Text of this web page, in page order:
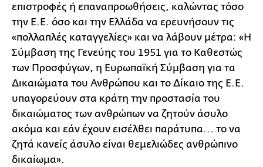
επιστροφές ή επαναπροωθήσεις, καλώντας τόσο
την Ε.Ε. όσο και την Ελλάδα να ερευνήσουν τις
«πολλαπλές καταγγελίες» και να λάβουν μέτρα: «Η
Σύμβαση της Γενεύης του 1951 για το Kαθεστώς
των Προσφύγων, η Ευρωπαϊκή Σύμβαση για τα
Δικαιώματα του Ανθρώπου και το Δίκαιο της Ε.Ε.
υπαγορεύουν στα κράτη την προστασία του
δικαιώματος των ανθρώπων να ζητούν άσυλο
ακόμα και εάν έχουν εισέλθει παράτυπα... το να
ζητά κανείς άσυλο είναι θεμελιώδες ανθρώπινο
δικαίωμα».